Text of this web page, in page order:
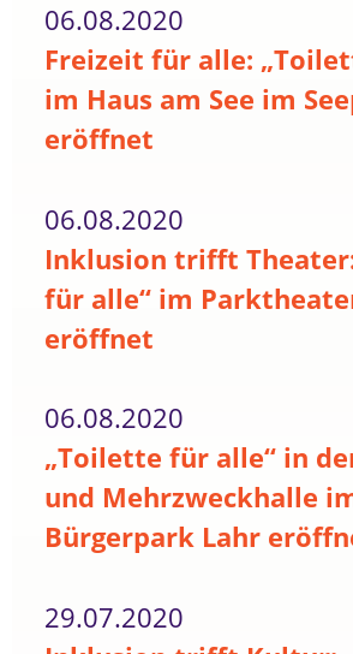
06.08.2020
Freizeit für alle:
im Haus am See im
eröffnet
06.08.2020
Inklusion trifft
für alle“ im
eröffnet
06.08.2020
„Toilette für alle“ in
und Mehrzweckhalle
Bürgerpark Lahr
29.07.2020